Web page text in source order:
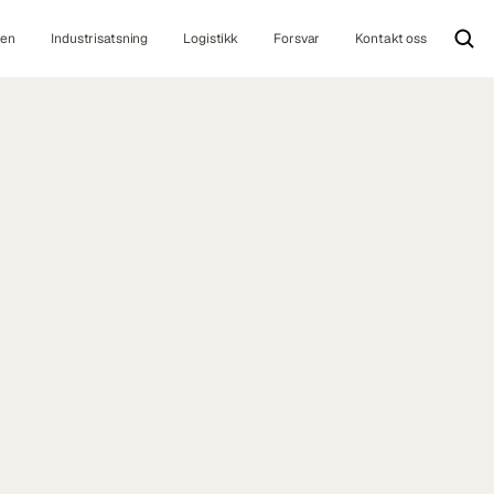
Industrisatsning Logistikk Forsvar Kontakt oss